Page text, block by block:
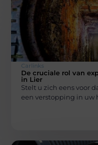
Carlinks
De cruciale rol van
in Lier
Stelt u zich eens voor
een verstopping in uw